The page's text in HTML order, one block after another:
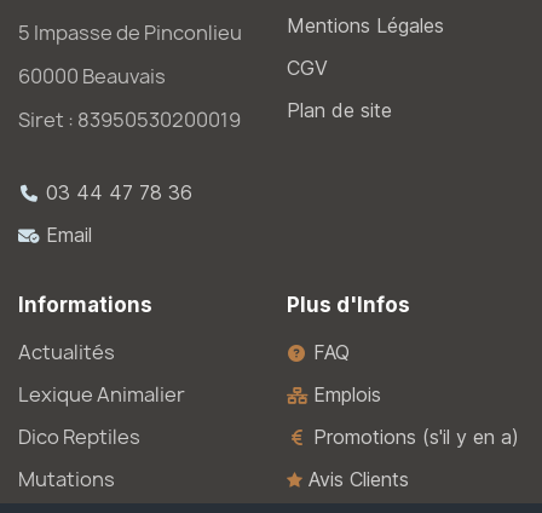
5 Impasse de Pinconlieu
60000 Beauvais
Siret : 83950530200019
03 44 47 78 36
Email
Mentions Légales
CGV
Plan de site
Informations
Actualités
Lexique Animalier
Dico Reptiles
Mutations
Plus d'Infos
FAQ
Emplois
Promotions (s'il y en a)
Avis Clients